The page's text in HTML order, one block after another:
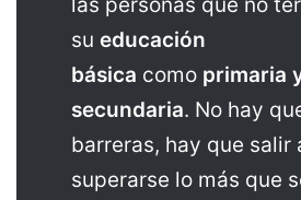
su educación
básica como primaria
secundaria. No hay
barreras, hay que salir
superarse lo más que